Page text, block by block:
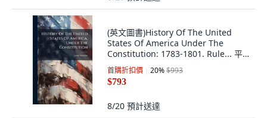
(英文圖書)History Of The United
States Of America Under The
Constitution: 1783-1801. Rule... 平
裝版, Nabu Press, 英文
首購折扣價 20%$993
$793
8/20 預計送達